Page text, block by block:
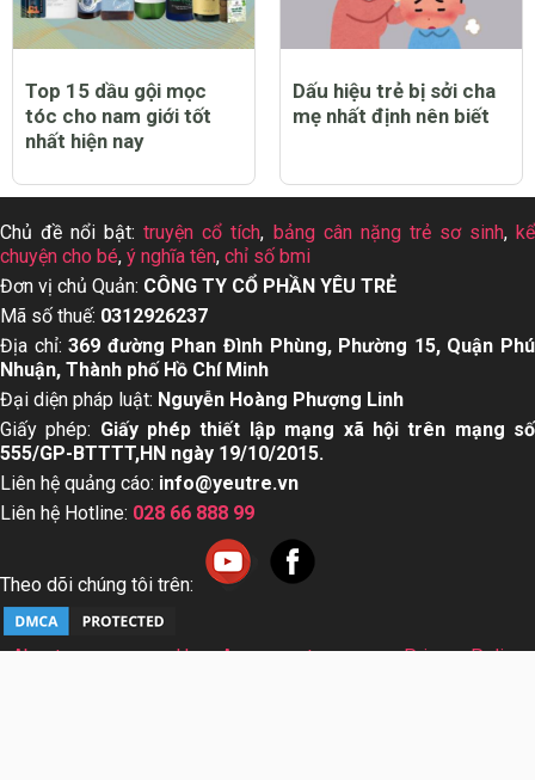
Top 15 dầu gội mọc
tóc cho nam giới tốt
nhất hiện nay
Dấu hiệu trẻ bị sởi cha
mẹ nhất định nên biết
Chủ đề nổi bật:truyện cổ tích, bảng cân nặng trẻ sơ sinh,kể
chuyện cho bé, ý nghĩa tên, chỉ số bmi
Đơn vị chủ Quản: CÔNG TY CỔ PHẦN YÊU TRẺ
Mã số thuế: 0312926237
Địa chỉ:369 đường Phan Đình Phùng, Phường 15, Quận Phú
Nhuận, Thành phố Hồ Chí Minh
Đại diện pháp luật: Nguyễn Hoàng Phượng Linh
Giấy phép: Giấy phép thiết lập mạng xã hội trên mạng số
555/GP-BTTTT,HN ngày 19/10/2015.
Liên hệ quảng cáo: info@yeutre.vn
Liên hệ Hotline: 028 66 888 99
Theo dõi chúng tôi trên:
About us User Agreement
Privacy Policy